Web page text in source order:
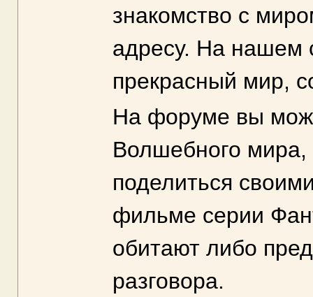
знакомство с
адресу. На нашем
прекрасный мир,
На форуме вы
Волшебного
поделиться
фильме серии
обитают либо
разговора.